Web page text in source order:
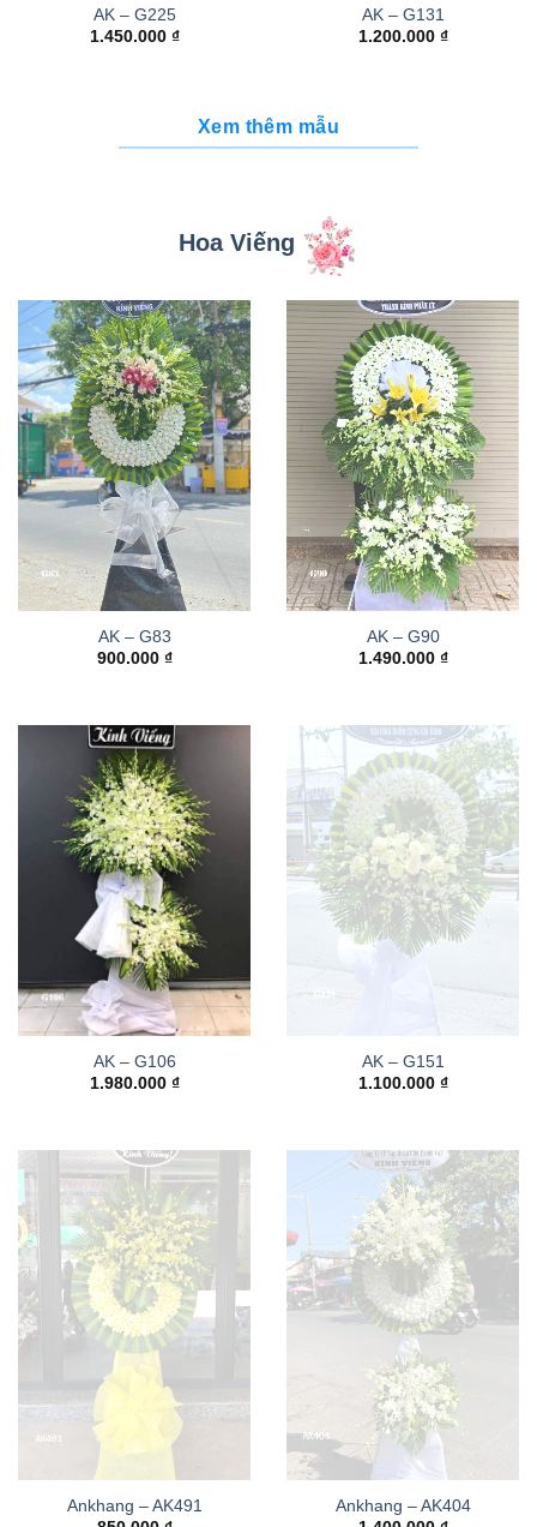
AK – G225
1.450.000 ₫
AK – G131
1.200.000 ₫
Xem thêm mẫu
Hoa Viếng
AK – G83
900.000 ₫
AK – G90
1.490.000 ₫
AK – G106
1.980.000 ₫
AK – G151
1.100.000 ₫
Ankhang – AK491
Ankhang – AK404